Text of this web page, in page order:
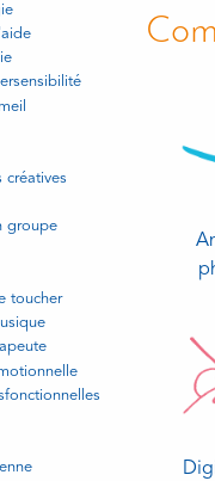
créatives
groupe
toucher